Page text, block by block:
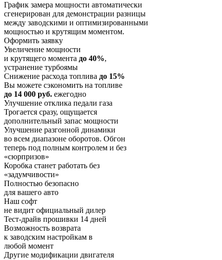
График замера мощности автоматически
сгенерирован для демонстрации разницы
между заводскими и оптимизированными
мощностью и крутящим моментом.
Оформить заявку
Увеличение мощности
и крутящего момента до 40%,
устранение турбоямы
Снижение расхода топлива до 15%
Вы можете сэкономить на топливе
до 14 000 руб. ежегодно
Улучшение отклика педали газа
Трогается сразу, ощущается
дополнительный запас мощности
Улучшение разгонной динамики
во всем диапазоне оборотов. Обгон
теперь под полным контролем и без
«сюрпризов»
Коробка станет работать без
«задумчивости»
Полностью безопасно
для вашего авто
Наш софт
не видит официальный дилер
Тест-драйв прошивки 14 дней
Возможность возврата
к заводским настройкам в
любой момент
Другие модификации двигателя